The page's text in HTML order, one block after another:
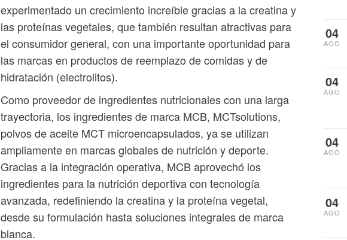
experimentado un crecimiento increíble gracias a la creatina y
las proteínas vegetales, que también resultan atractivas para
el consumidor general, con una importante oportunidad para
las marcas en productos de reemplazo de comidas y de
hidratación (electrolitos).
Como proveedor de ingredientes nutricionales con una larga
trayectoria, los ingredientes de marca MCB, MCTsolutions,
polvos de aceite MCT microencapsulados, ya se utilizan
ampliamente en marcas globales de nutrición y deporte.
Gracias a la integración operativa, MCB aprovechó los
ingredientes para la nutrición deportiva con tecnología
avanzada, redefiniendo la creatina y la proteína vegetal,
desde su formulación hasta soluciones integrales de marca
blanca.
04
AGO
04
AGO
04
AGO
04
AGO